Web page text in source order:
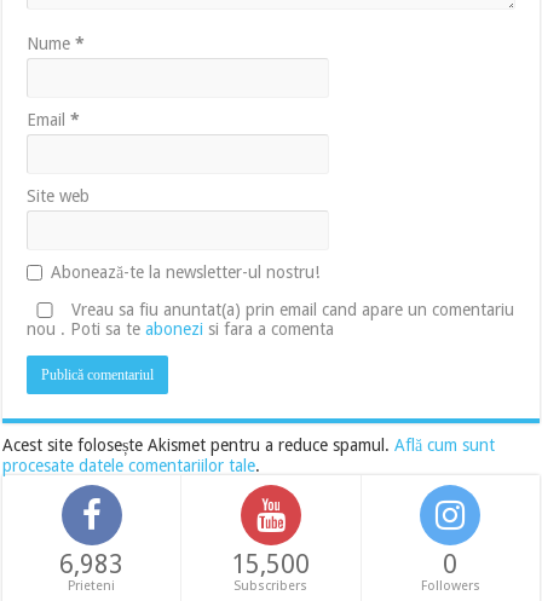
Nume*
Email*
Site web
Abonează-te la newsletter-ul nostru!
Vreau sa fiu anuntat(a) prin email cand apare un comentariu
nou . Poti sa teabonezi si fara a comenta
Acest site folosește Akismet pentru a reduce spamul.Află cum sunt
procesate datele comentariilor tale.
6,983
Prieteni
15,500
Subscribers
0
Followers